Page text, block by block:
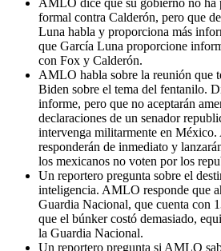
AMLO dice que su gobierno no ha
formal contra Calderón, pero que
Luna habla y proporciona más
que García Luna proporcione
con Fox y Calderón.
AMLO habla sobre la reunión que
Biden sobre el tema del fentanilo.
informe, pero que no aceptarán
declaraciones de un senador
intervenga militarmente en
responderán de inmediato y
los mexicanos no voten por los
Un reportero pregunta sobre el
inteligencia. AMLO responde que
Guardia Nacional, que cuenta con
que el búnker costó demasiado,
la Guardia Nacional.
Un reportero pregunta si AMLO